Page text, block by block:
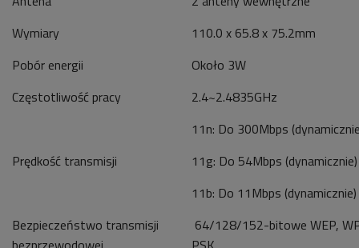
Wymiary
110.0 x 65.8 x 75.2mm
Pobór energii
Około 3W
Częstotliwość pracy
2.4~2.4835GHz
Prędkość transmisji
11n: Do 300Mbps
11g: Do 54Mbps (dynamicznie)
11b: Do 11Mbps (dynamicznie)
Bezpieczeństwo transmisji
64/128/152-bitowe WEP,